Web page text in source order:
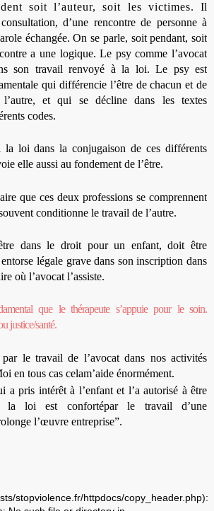
soit l’auteur, soit les victimes. Il
consultation, d’une rencontre de personne à
échangée. On se parle, soit pendant, soit
a une logique. Le psy comme l’avocat
son travail renvoyé à la loi. Le psy est
qui différencie l’être de chacun et de
et qui se décline dans les textes
codes.
la loi dans la conjugaison de ces différents
elle aussi au fondement de l’être.
que ces deux professions se comprennent
conditionne le travail de l’autre.
dans le droit pour un enfant, doit être
légale grave dans son inscription dans
où l’avocat l’assiste.
que le thérapeute s’appuie pour le soin.
justice/santé.
le travail de l’avocat dans nos activités
en tous cas celam’aide énormément.
a pris intérêt à l’enfant et l’a autorisé à être
la loi est confortépar le travail d’une
l’œuvre entreprise”.
stopviolence.fr/httpdocs/copy_header.php):